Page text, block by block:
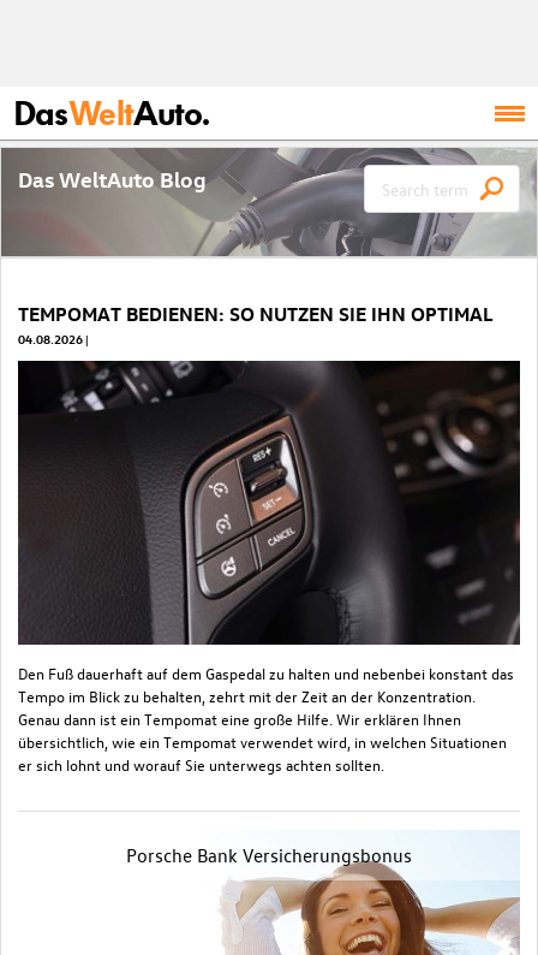
DasWeltAuto.
Das WeltAuto Blog
TEMPOMAT BEDIENEN: SO NUTZEN SIE IHN OPTIMAL
04.08.2026
Den Fuß dauerhaft auf dem Gaspedal zu halten und nebenbei konstant das
Tempo im Blick zu behalten, zehrt mit der Zeit an der Konzentration.
Genau dann ist ein Tempomat eine große Hilfe. Wir erklären Ihnen
übersichtlich, wie ein Tempomat verwendet wird, in welchen Situationen
er sich lohnt und worauf Sie unterwegs achten sollten.
Porsche Bank Versicherungsbonus